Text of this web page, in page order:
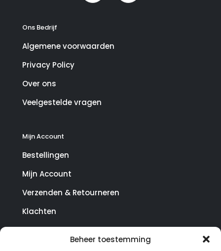
Beheer toestemming
Ons Bedrijf
Algemene voorwaarden
Privacy Policy
Over ons
Veelgestelde vragen
Mijn Account
Bestellingen
Mijn Account
Verzenden & Retourneren
Klachten